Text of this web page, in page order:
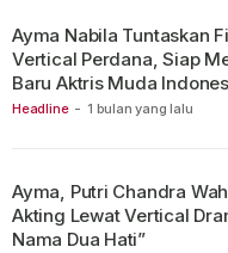
Headline - 1 bulan yang lalu
Ayma Nabila Tuntaskan
Vertical Perdana, Siap
Baru Aktris Muda
Ayma, Putri Chandra
Akting Lewat Vertical
Nama Dua Hati”